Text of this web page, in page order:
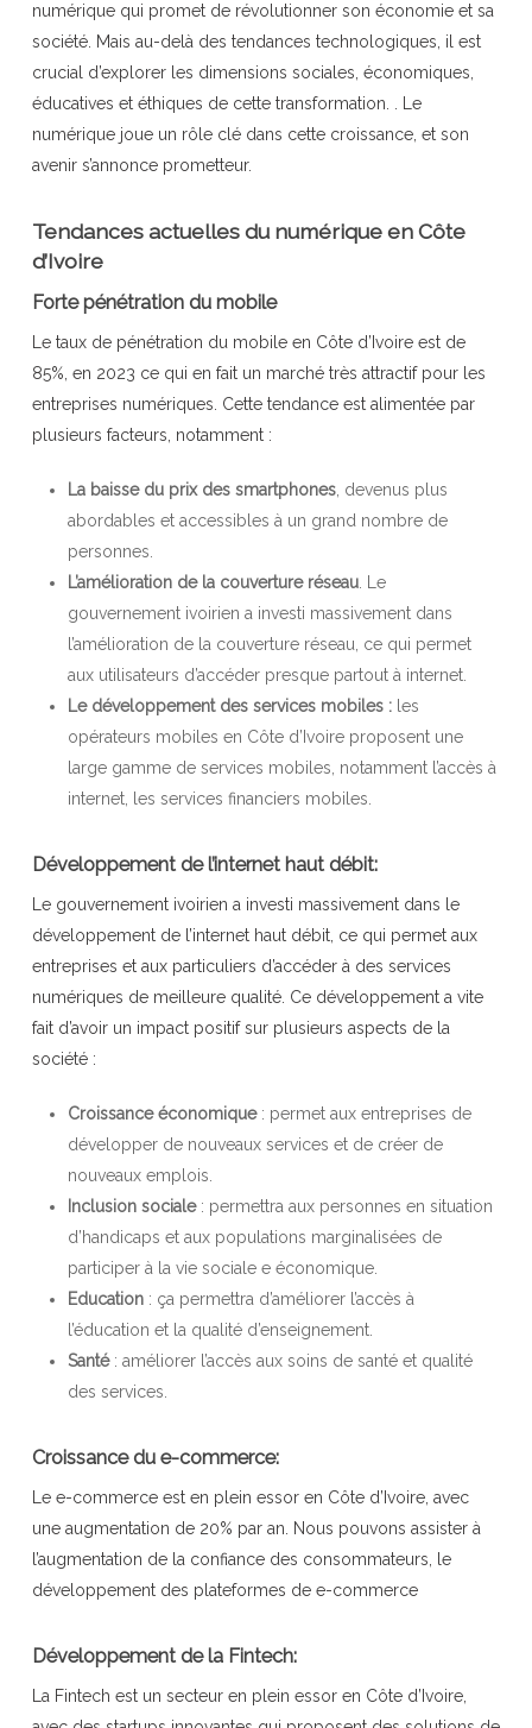
numérique qui promet de révolutionner son économie et sa
société. Mais au-delà des tendances technologiques, il est
crucial d’explorer les dimensions sociales, économiques,
éducatives et éthiques de cette transformation. . Le
numérique joue un rôle clé dans cette croissance, et son
avenir s’annonce prometteur.
Tendances actuelles du numérique en Côte
d’Ivoire
Forte pénétration du mobile
Le taux de pénétration du mobile en Côte d’Ivoire est de
85%, en 2023 ce qui en fait un marché très attractif pour les
entreprises numériques. Cette tendance est alimentée par
plusieurs facteurs, notamment :
La baisse du prix des smartphones, devenus plus
abordables et accessibles à un grand nombre de
personnes.
L’amélioration de la couverture réseau. Le
gouvernement ivoirien a investi massivement dans
l’amélioration de la couverture réseau, ce qui permet
aux utilisateurs d’accéder presque partout à internet.
Le développement des services mobiles :les
opérateurs mobiles en Côte d’Ivoire proposent une
large gamme de services mobiles, notamment l’accès à
internet, les services financiers mobiles.
Développement de l’internet haut débit:
Le gouvernement ivoirien a investi massivement dans le
développement de l’internet haut débit, ce qui permet aux
entreprises et aux particuliers d’accéder à des services
numériques de meilleure qualité. Ce développement a vite
fait d’avoir un impact positif sur plusieurs aspects de la
société :
Croissance économique: permet aux entreprises de
développer de nouveaux services et de créer de
nouveaux emplois.
Inclusion sociale: permettra aux personnes en situation
d’handicaps et aux populations marginalisées de
participer à la vie sociale e économique.
Education: ça permettra d’améliorer l’accès à
l’éducation et la qualité d’enseignement.
Santé: améliorer l’accès aux soins de santé et qualité
des services.
Croissance du e-commerce:
Le e-commerce est en plein essor en Côte d’Ivoire, avec
une augmentation de 20% par an. Nous pouvons assister à
l’augmentation de la confiance des consommateurs, le
développement des plateformes de e-commerce
Développement de la Fintech:
La Fintech est un secteur en plein essor en Côte d’Ivoire,